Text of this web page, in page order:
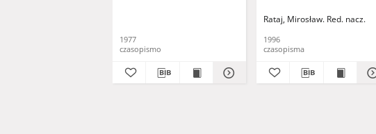
1977
czasopismo
Rataj, Mirosław. Red. nacz.
1996
czasopisma